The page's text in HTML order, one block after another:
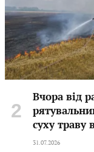
Вчора від
суху траву
31.07.2026